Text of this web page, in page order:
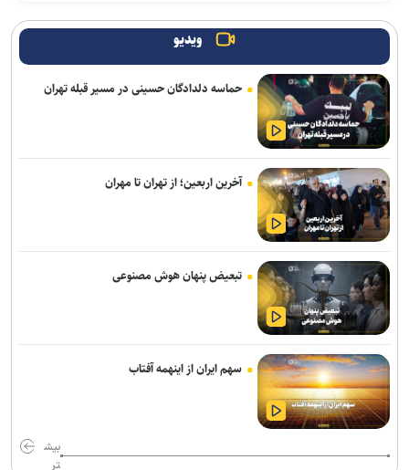
شعله‌های آتش جان باختند
هدف‌گذاری شده است
امروز پنجشنبه نبض ترافیک پایتخت به آرامی می‌زند
از کشورهای مختلف خدمت‌رسانی کرد
تصادف زنجیره‌ای ۱۲ خودرو با ۱۹ مصدوم در محور یاسوج–اصفهان/ علت
حادثه در دست بررسی است
سامانه تخصصی قوانین تأمین اجتماعی راه‌اندازی شد
افزایش احتمال انتقال بیماری‌های مشترک بین انسان و حیوان با قاچاق
دام/ کنترل تب دنگی از مالاریا دشوارتر است
پایش شبانه روزی تهویه قطار‌ها و ایستگاه‌های مترو/ پیش‌بینی هوشمند
ویدیو
حماسه دلدادگان حسینی در مسیر قبله تهران
آخرین اربعین؛ از تهران تا مهران
تبعیض پنهان هوش مصنوعی
سهم ایران از اینهمه آفتاب
بیش
تر